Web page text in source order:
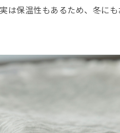
は保温性もあるため、冬に